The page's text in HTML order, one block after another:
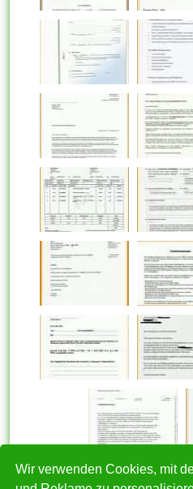
Wir verwenden Cookies, mit
HOME